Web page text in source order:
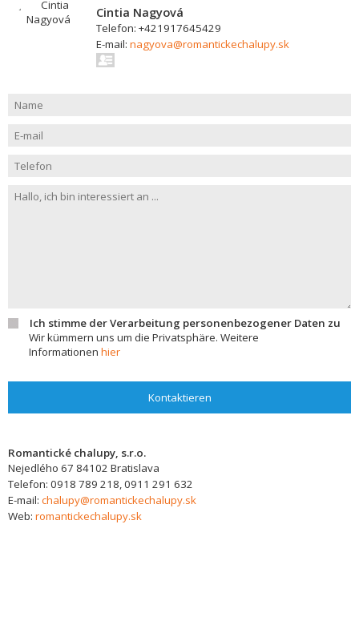
Cintia Nagyová
Telefon: +421917645429
E-mail: nagyova@romantickechalupy.sk
Ich stimme der Verarbeitung personenbezogener Daten zu
Wir kümmern uns um die Privatsphäre. Weitere
Informationen hier
Kontaktieren
Romantické chalupy, s.r.o.
Nejedlého 67 84102 Bratislava
Telefon: 0918 789 218, 0911 291 632
E-mail: chalupy@romantickechalupy.sk
Web: romantickechalupy.sk